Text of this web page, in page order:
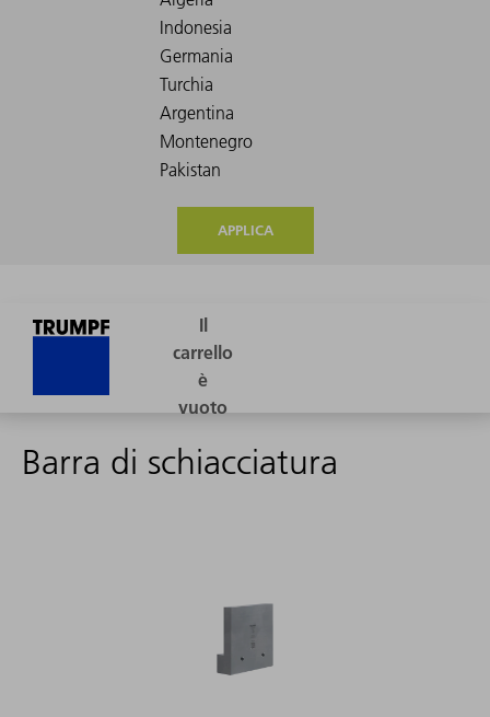
APPLICA
Barra di schiacciatura